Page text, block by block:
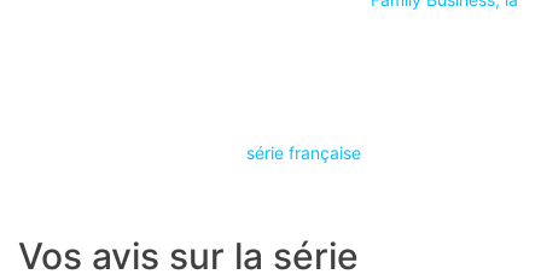
série française
Vos avis sur la série